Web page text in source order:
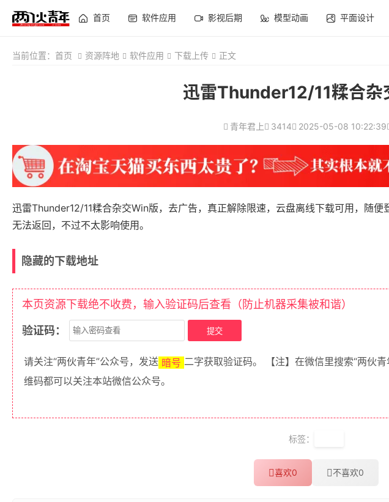
首页 软件应用 影视后期 模型动画 平面设计
当前位置： 首页 资源阵地 软件应用 下载上传 正文
迅雷Thunder12/11糅合杂
青年君上 3414 2025-05-08 10:22:39
迅雷Thunder12/11糅合杂交Win版，去广告，真正解除限速，云盘离线下载可用，随
无法返回，不过不太影响使用。
隐藏的下载地址
本页资源下载绝不收费，输入验证码后查看（防止机器采集被和谐）
验证码：
请关注“两伙青年”公众号，发送 暗号 二字获取验证码。 【注】在微信里搜索“两伙
维码都可以关注本站微信公众号。
标签：
喜欢0 不喜欢0